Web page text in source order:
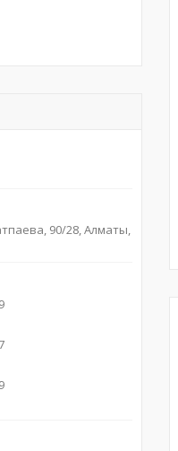
90/28, Алматы,